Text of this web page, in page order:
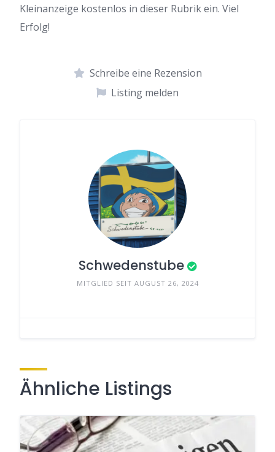
Kleinanzeige kostenlos in dieser Rubrik ein. Viel
Erfolg!
Schreibe eine Rezension
Listing melden
Schwedenstube
MITGLIED SEIT AUGUST 26, 2024
Ähnliche Listings